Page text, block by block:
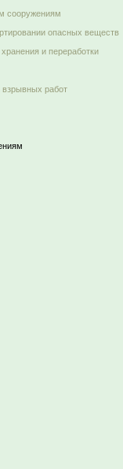
сооружениям
опасных веществ
и переработки
работ